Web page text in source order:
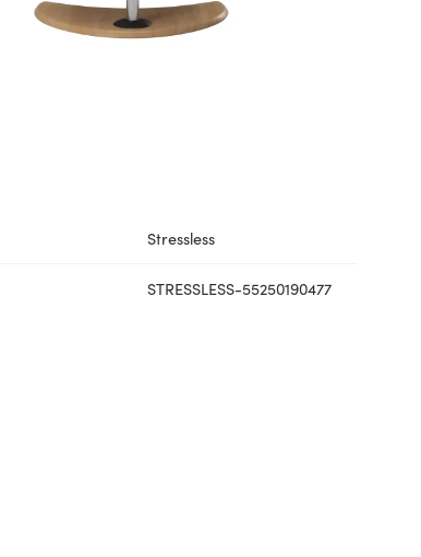
Stressless
STRESSLESS-55250190477